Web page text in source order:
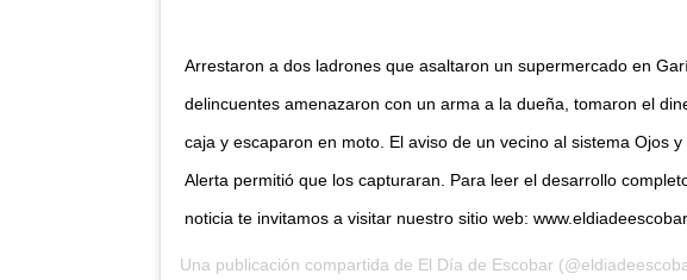
Arrestaron a dos ladrones que asaltaron un supermercado en
delincuentes amenazaron con un arma a la dueña, tomaron el
caja y escaparon en moto. El aviso de un vecino al sistema Ojos y
Alerta permitió que los capturaran. Para leer el desarrollo
noticia te invitamos a visitar nuestro sitio web:
Una publicación compartida de El Día de Escobar